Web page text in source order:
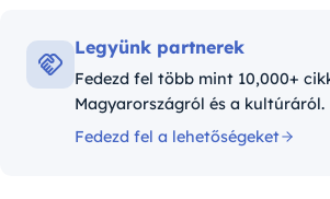
Legyünk partnerek
Fedezd fel több mint 10,000+
Magyarországról és a kultúráról.
Fedezd fel a lehetőségeket